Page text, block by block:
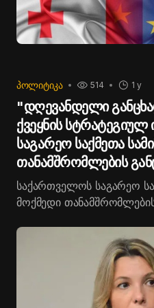
ᲞᲝᲚᲘᲢᲘᲙᲐ 1 y
514
"დღევანდელი
ქვეყნის სტრატეგიულ
საგარეო საქმეთა
თანამშრომლების
საქართველოს საგარეო
მოქმედი
მოვალეობას
ეროვნული ინტერესების
ერთგულება. წლების
დიპლომატია მიმართავდა
საქართველოს ევროპულ